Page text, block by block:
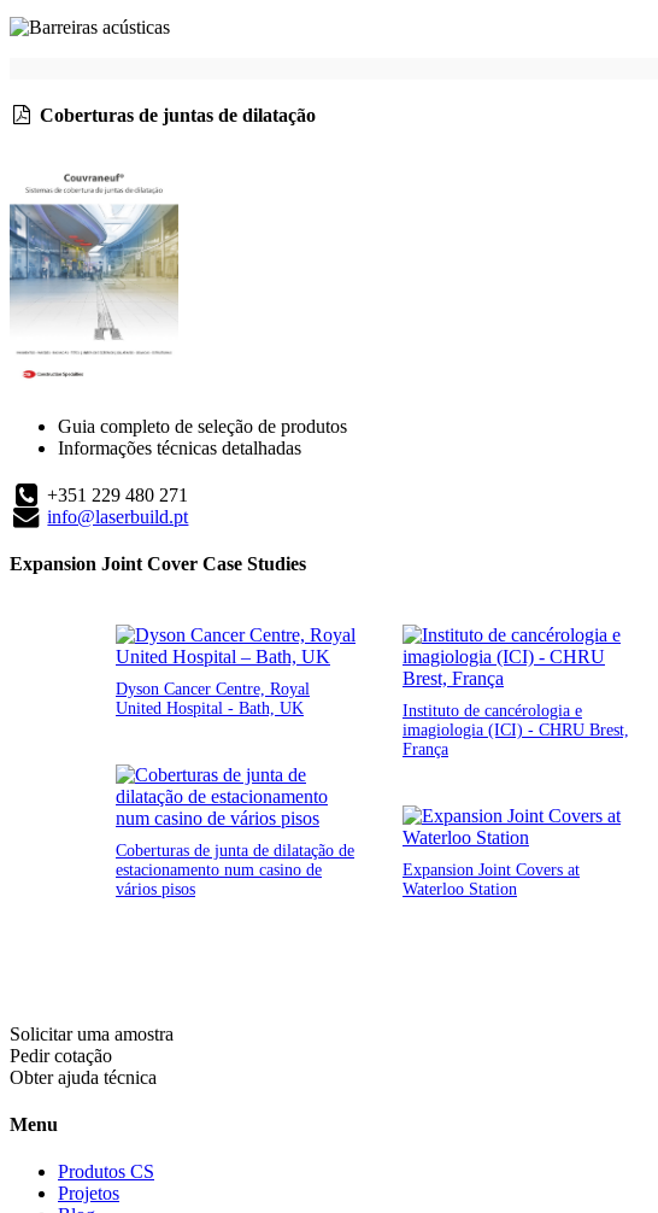
Coberturas de juntas de dilatação
Guia completo de seleção de produtos
Informações técnicas detalhadas
+351 229 480 271
info@laserbuild.pt
Expansion Joint Cover Case Studies
Dyson Cancer Centre, Royal
United Hospital - Bath, UK
Instituto de cancérologia e
imagiologia (ICI) - CHRU Brest,
França
Coberturas de junta de dilatação de
estacionamento num casino de
vários pisos
Expansion Joint Covers at
Waterloo Station
Solicitar uma amostra
Pedir cotação
Obter ajuda técnica
Menu
Produtos CS
Projetos